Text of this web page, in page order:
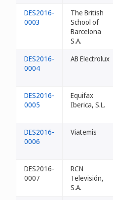
DES2016-
0003
The British
School of
Barcelona
S.A.
DES2016-
0004
AB Electrolux
DES2016-
0005
Equifax
Iberica, S.L.
DES2016-
0006
Viatemis
DES2016-
0007
RCN
Televisión,
S.A.